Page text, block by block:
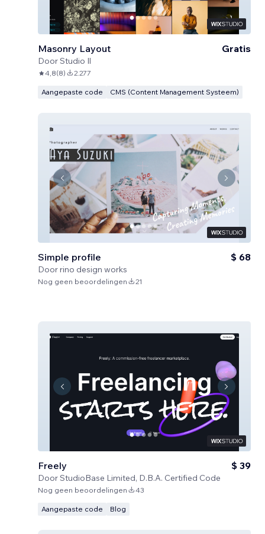
Masonry Layout
DoorStudio Il
Gratis
4,8(8) 2.277
Aangepaste code CMS (Content Management Systeem)
Simple profile
Doorrino design works
$ 68
Nog geen beoordelingen 21
Freely
DoorStudioBase Limited, D.B.A. Certified Code
$ 39
Nog geen beoordelingen 43
Aangepaste code Blog